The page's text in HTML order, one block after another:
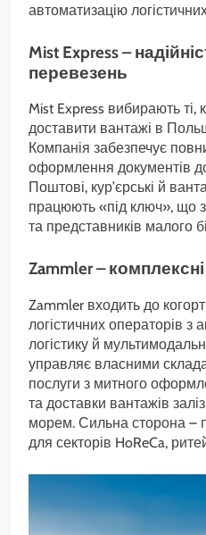
автоматизацію
Mist Express –
перевезень
Mist Express вибирають
доставити вантажі в
Компанія забезпечує
оформлення документів
Поштові, кур’єрські й
працюють «під ключ», що
та представників малого
Zammler –
Zammler входить до
логістичних операторів з
логістику й
управляє власними
послуги з митного
та доставки вантажів
морем. Сильна сторона –
для секторів HoReCa,